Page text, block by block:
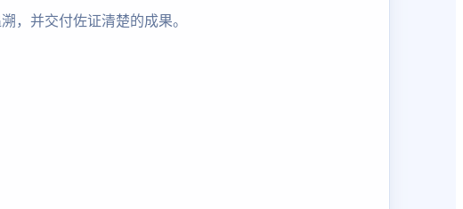
，并交付佐证清楚的成果。